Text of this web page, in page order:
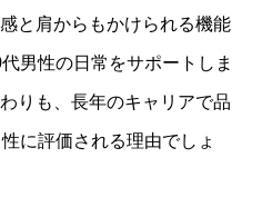
と肩からもかけられる機能
男性の日常をサポートしま
りも、長年のキャリアで品
に評価される理由でしょ